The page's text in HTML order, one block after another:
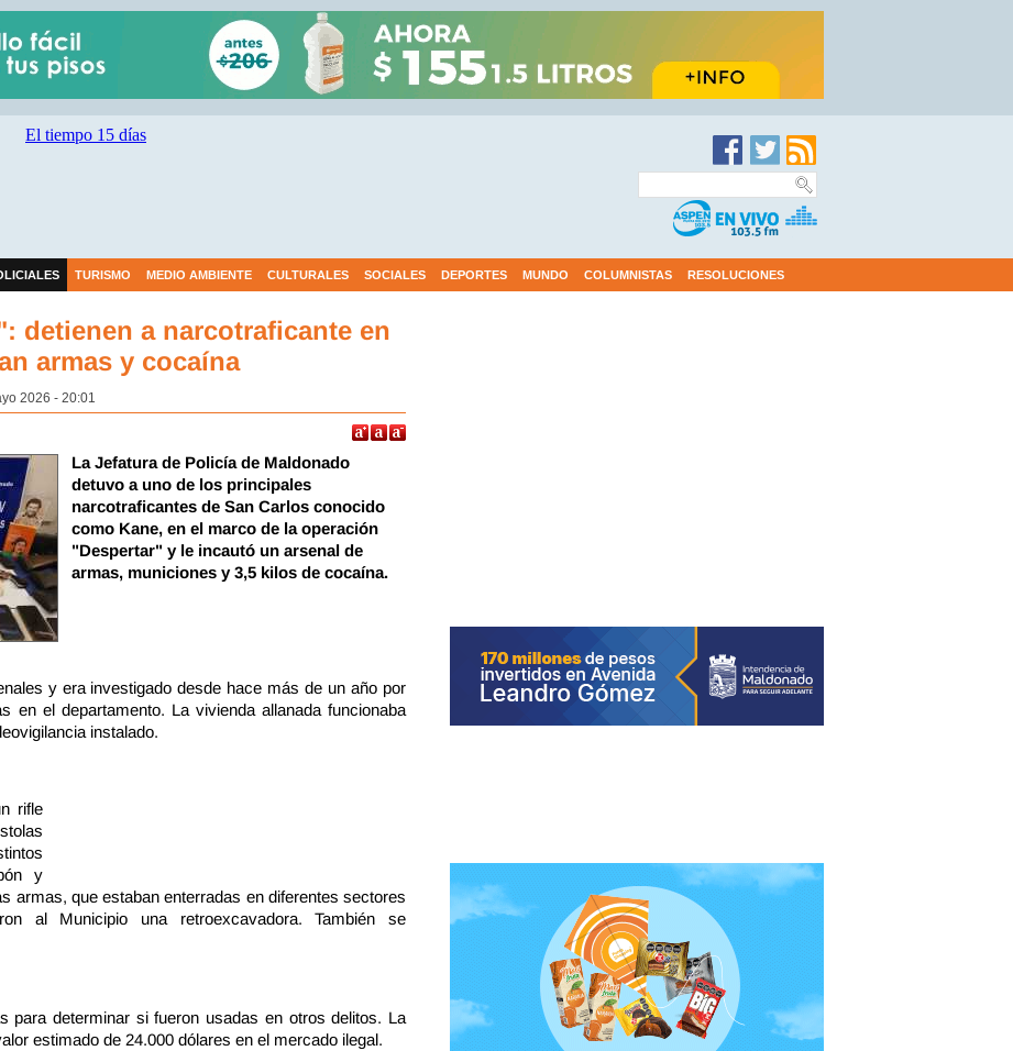
TURISMO MEDIO AMBIENTE CULTURALES SOCIALES DEPORTES MUNDO COLUMNISTAS RESOLUCIONES
detienen a narcotraficante en
armas y cocaína
2026 - 20:01
La Jefatura de Policía de Maldonado
detuvo a uno de los principales
narcotraficantes de San Carlos conocido
como Kane, en el marco de la operación
"Despertar" y le incautó un arsenal de
armas, municiones y 3,5 kilos de cocaína.
y era investigado desde hace más de un año por
en el departamento. La vivienda allanada funcionaba
instalado.
rifle
y
armas, que estaban enterradas en diferentes sectores
al Municipio una retroexcavadora. También se
para determinar si fueron usadas en otros delitos. La
estimado de 24.000 dólares en el mercado ilegal.